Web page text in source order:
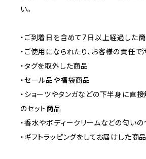
い。
・ご到着日を含めて7日以上経過した
・ご使用になられたり、お客様の責任で
・タグを取外した商品
・セール品や福袋商品
・ショーツやタンガなどの下半身に直
のセット商品
・香水やボディークリームなどの匂い
・ギフトラッピングをしてお届けした商品